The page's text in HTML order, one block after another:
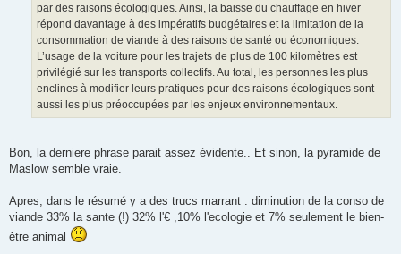
par des raisons écologiques. Ainsi, la baisse du chauffage en hiver
répond davantage à des impératifs budgétaires et la limitation de la
consommation de viande à des raisons de santé ou économiques.
L’usage de la voiture pour les trajets de plus de 100 kilomètres est
privilégié sur les transports collectifs. Au total, les personnes les plus
enclines à modifier leurs pratiques pour des raisons écologiques sont
aussi les plus préoccupées par les enjeux environnementaux.
Bon, la derniere phrase parait assez évidente.. Et sinon, la pyramide de
Maslow semble vraie.
Apres, dans le résumé y a des trucs marrant : diminution de la conso de
viande 33% la sante (!) 32% l'€ ,10% l'ecologie et 7% seulement le bien-
être animal